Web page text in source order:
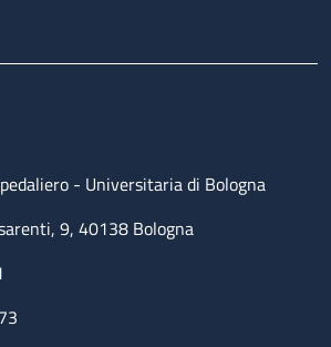
- Universitaria di Bologna
9, 40138 Bologna